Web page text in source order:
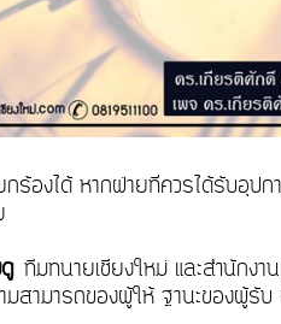
ร้องได้ หากฝ่ายที่ควรได้รับอุปก
ทีมทนายเชียงใหม่ และสำนักงา
ามสามารถของผู้ให้ ฐานะของผู้